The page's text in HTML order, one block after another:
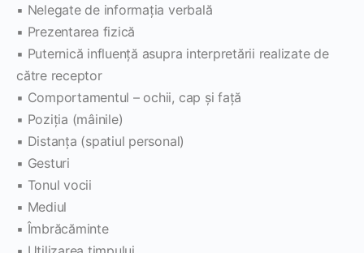
▪ Nelegate de informaţia verbală
▪ Prezentarea fizică
▪ Puternică influenţă asupra interpretării realizate de
către receptor
▪ Comportamentul – ochii, cap şi faţă
▪ Poziţia (mâinile)
▪ Distanţa (spatiul personal)
▪ Gesturi
▪ Tonul vocii
▪ Mediul
▪ Îmbrăcăminte